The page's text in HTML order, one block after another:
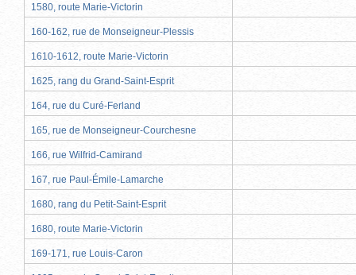
1580, route Marie-Victorin
160-162, rue de Monseigneur-Plessis
1610-1612, route Marie-Victorin
1625, rang du Grand-Saint-Esprit
164, rue du Curé-Ferland
165, rue de Monseigneur-Courchesne
166, rue Wilfrid-Camirand
167, rue Paul-Émile-Lamarche
1680, rang du Petit-Saint-Esprit
1680, route Marie-Victorin
169-171, rue Louis-Caron